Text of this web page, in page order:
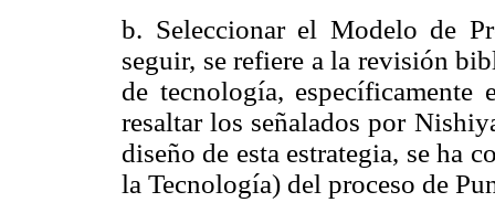
b. Seleccionar el Modelo de
seguir, se refiere a la revisión
de tecnología, específicamente
resaltar los señalados por
diseño de esta estrategia, se ha
la Tecnología) del proceso de